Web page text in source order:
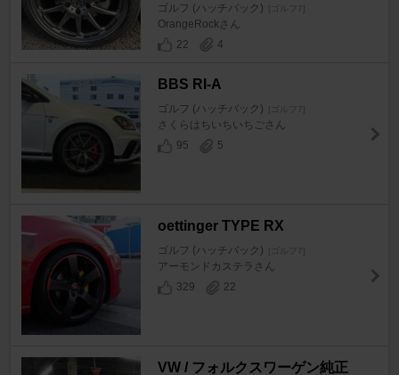
ゴルフ (ハッチバック) [ゴルフ7]
OrangeRockさん
22
4
BBS RI-A
ゴルフ (ハッチバック) [ゴルフ7]
さくらはちいちいちごさん
95
5
oettinger TYPE RX
ゴルフ (ハッチバック) [ゴルフ7]
アーモンドカステラさん
329
22
VW / フォルクスワーゲン純正